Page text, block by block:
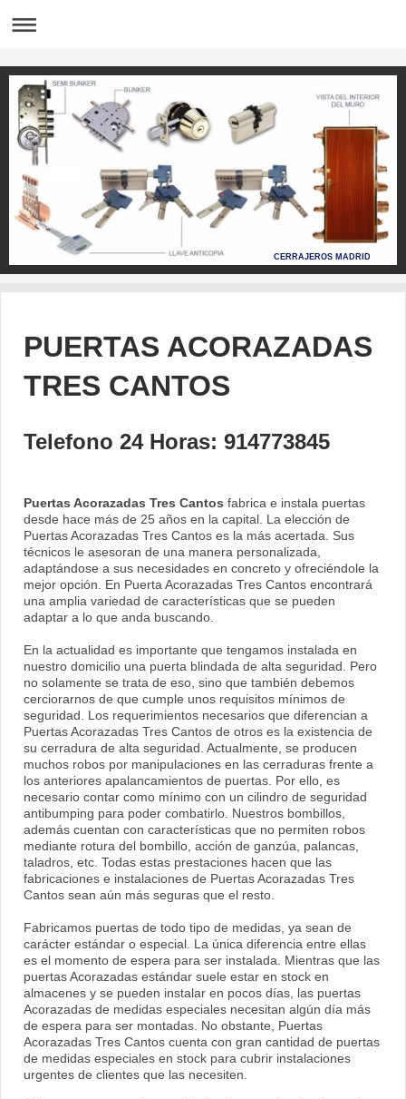
CERRAJEROS MADRID
PUERTAS ACORAZADAS
TRES CANTOS
Telefono 24 Horas: 914773845
Puertas Acorazadas Tres Cantos fabrica e instala puertas
desde hace más de 25 años en la capital. La elección de
Puertas Acorazadas Tres Cantos es la más acertada. Sus
técnicos le asesoran de una manera personalizada,
adaptándose a sus necesidades en concreto y ofreciéndole la
mejor opción. En Puerta Acorazadas Tres Cantos encontrará
una amplia variedad de características que se pueden
adaptar a lo que anda buscando.
En la actualidad es importante que tengamos instalada en
nuestro domicilio una puerta blindada de alta seguridad. Pero
no solamente se trata de eso, sino que también debemos
cerciorarnos de que cumple unos requisitos mínimos de
seguridad. Los requerimientos necesarios que diferencian a
Puertas Acorazadas Tres Cantos de otros es la existencia de
su cerradura de alta seguridad. Actualmente, se producen
muchos robos por manipulaciones en las cerraduras frente a
los anteriores apalancamientos de puertas. Por ello, es
necesario contar como mínimo con un cilindro de seguridad
antibumping para poder combatirlo. Nuestros bombillos,
además cuentan con características que no permiten robos
mediante rotura del bombillo, acción de ganzúa, palancas,
taladros, etc. Todas estas prestaciones hacen que las
fabricaciones e instalaciones de Puertas Acorazadas Tres
Cantos sean aún más seguras que el resto.
Fabricamos puertas de todo tipo de medidas, ya sean de
carácter estándar o especial. La única diferencia entre ellas
es el momento de espera para ser instalada. Mientras que las
puertas Acorazadas estándar suele estar en stock en
almacenes y se pueden instalar en pocos días, las puertas
Acorazadas de medidas especiales necesitan algún día más
de espera para ser montadas. No obstante, Puertas
Acorazadas Tres Cantos cuenta con gran cantidad de puertas
de medidas especiales en stock para cubrir instalaciones
urgentes de clientes que las necesiten.